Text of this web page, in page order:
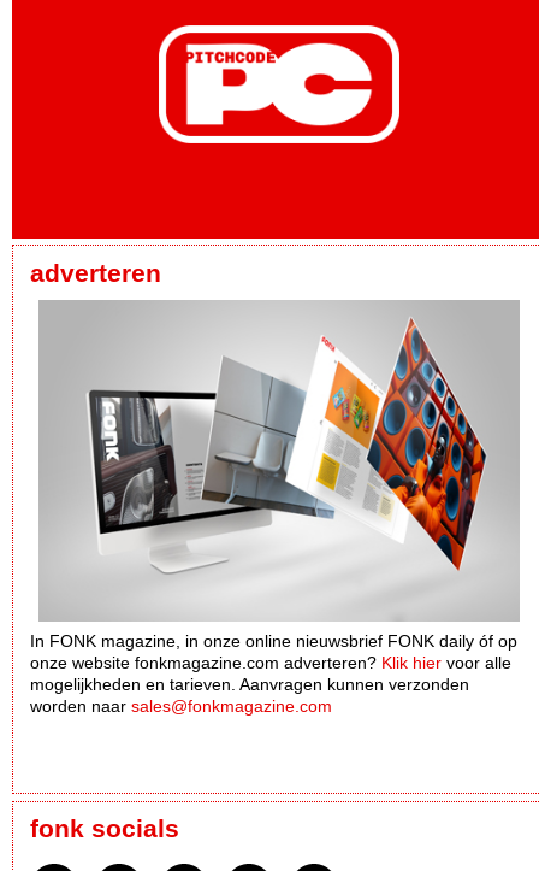
adverteren
In FONK magazine, in onze online nieuwsbrief FONK daily óf op
onze website fonkmagazine.com adverteren? Klik hier voor alle
mogelijkheden en tarieven. Aanvragen kunnen verzonden
worden naar sales@fonkmagazine.com
fonk socials